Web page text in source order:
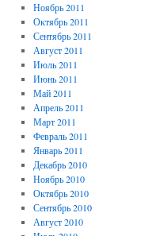
Ноябрь 2011
Октябрь 2011
Сентябрь 2011
Август 2011
Июль 2011
Июнь 2011
Май 2011
Апрель 2011
Март 2011
Февраль 2011
Январь 2011
Декабрь 2010
Ноябрь 2010
Октябрь 2010
Сентябрь 2010
Август 2010